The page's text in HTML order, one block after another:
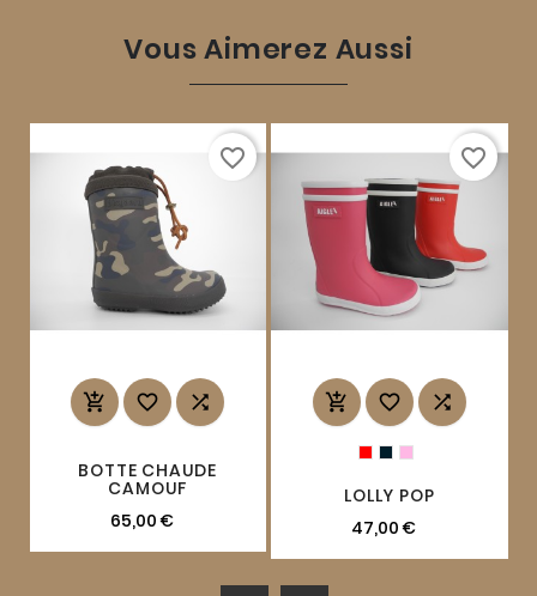
Vous Aimerez Aussi
  
BOTTE CHAUDE
CAMOUF
65,00 €
favorite_border
  
LOLLY POP
47,00 €
favorite_border